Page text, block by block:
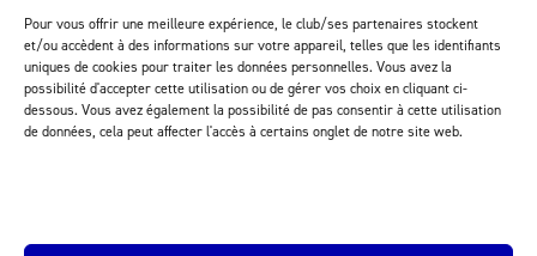
Pour vous offrir une meilleure expérience, le club/ses partenaires stockent
et/ou accèdent à des informations sur votre appareil, telles que les identifiants
uniques de cookies pour traiter les données personnelles. Vous avez la
possibilité d'accepter cette utilisation ou de gérer vos choix en cliquant ci-
dessous. Vous avez également la possibilité de pas consentir à cette utilisation
de données, cela peut affecter l'accès à certains onglet de notre site web.
© Lausanne Sport Football Club 2026
Réalisation MTM Agency